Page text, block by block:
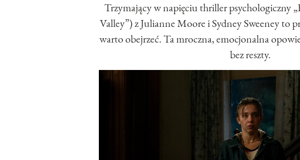
Trzymający w napięciu thriller psychologiczny
Valley”) z Julianne Moore i Sydney Sweeney to
warto obejrzeć. Ta mroczna, emocjonalna
bez reszty.